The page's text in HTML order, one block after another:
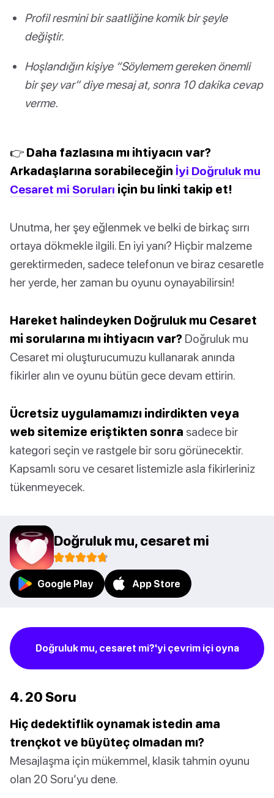
Profil resmini bir saatliğine komik bir şeyle
değiştir.
Hoşlandığın kişiye “Söylemem gereken önemli
bir şey var” diye mesaj at, sonra 10 dakika cevap
verme.
👉 Daha fazlasına mı ihtiyacın var?
Arkadaşlarına sorabileceğin İyi Doğruluk mu
Cesaret mi Soruları için bu linki takip et!
Unutma, her şey eğlenmek ve belki de birkaç sırrı
ortaya dökmekle ilgili. En iyi yanı? Hiçbir malzeme
gerektirmeden, sadece telefonun ve biraz cesaretle
her yerde, her zaman bu oyunu oynayabilirsin!
Hareket halindeyken Doğruluk mu Cesaret
mi sorularına mı ihtiyacın var? Doğruluk mu
Cesaret mi oluşturucumuzu kullanarak anında
fikirler alın ve oyunu bütün gece devam ettirin.
Ücretsiz uygulamamızı indirdikten veya
web sitemize eriştikten sonra sadece bir
kategori seçin ve rastgele bir soru görünecektir.
Kapsamlı soru ve cesaret listemizle asla fikirleriniz
tükenmeyecek.
Doğruluk mu, cesaret mi
Google Play App Store
Doğruluk mu, cesaret mi?'yi çevrim içi oyna
4. 20 Soru
Hiç dedektiflik oynamak istedin ama
trençkot ve büyüteç olmadan mı?
Mesajlaşma için mükemmel, klasik tahmin oyunu
olan 20 Soru’yu dene.